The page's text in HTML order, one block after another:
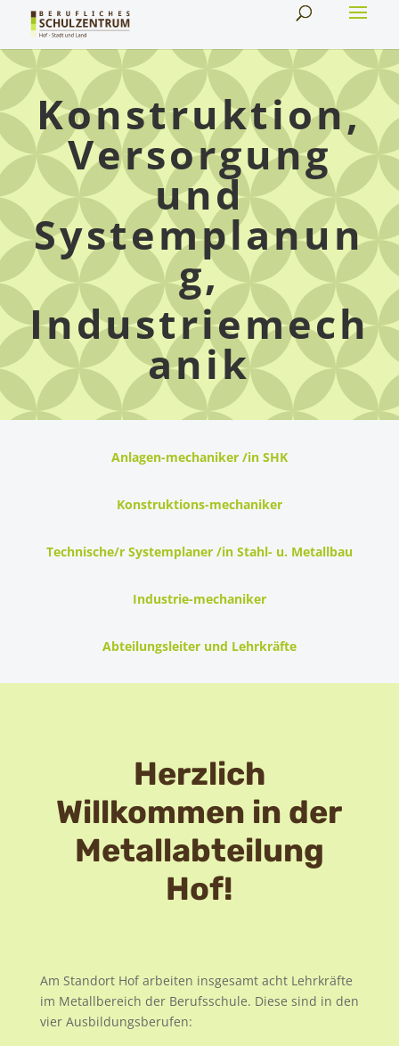
Konstruktion,
Versorgung
und
Systemplanun
g,
Industriemech
anik
Anlagen-mechaniker /in SHK
Konstruktions-mechaniker
Technische/r Systemplaner /in Stahl- u. Metallbau
Industrie-mechaniker
Abteilungsleiter und Lehrkräfte
Herzlich
Willkommen in der
Metallabteilung
Hof!
Am Standort Hof arbeiten insgesamt acht Lehrkräfte
im Metallbereich der Berufsschule. Diese sind in den
vier Ausbildungsberufen: